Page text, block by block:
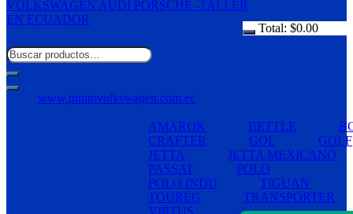
Total: $0.00
www.puntovolkswagen.com.ec
AMAROK BETTLE
CRAFTER
GOL
GOLF
JETTA
JETTA MEXICANO
PASSAT
POLO
POLO INDU
TIGUAN
TOUREG
TRANSPORTER
VIRTUS